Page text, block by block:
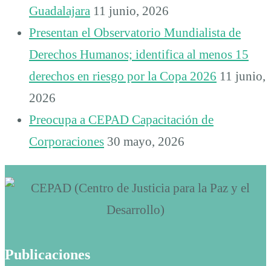
Guadalajara 11 junio, 2026
Presentan el Observatorio Mundialista de
Derechos Humanos; identifica al menos 15
derechos en riesgo por la Copa 2026 11 junio,
2026
Preocupa a CEPAD Capacitación de
Corporaciones 30 mayo, 2026
Publicaciones